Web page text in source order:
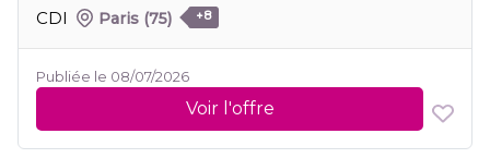
CDI Paris (75) +8
Publiée le 08/07/2026
Voir l'offre